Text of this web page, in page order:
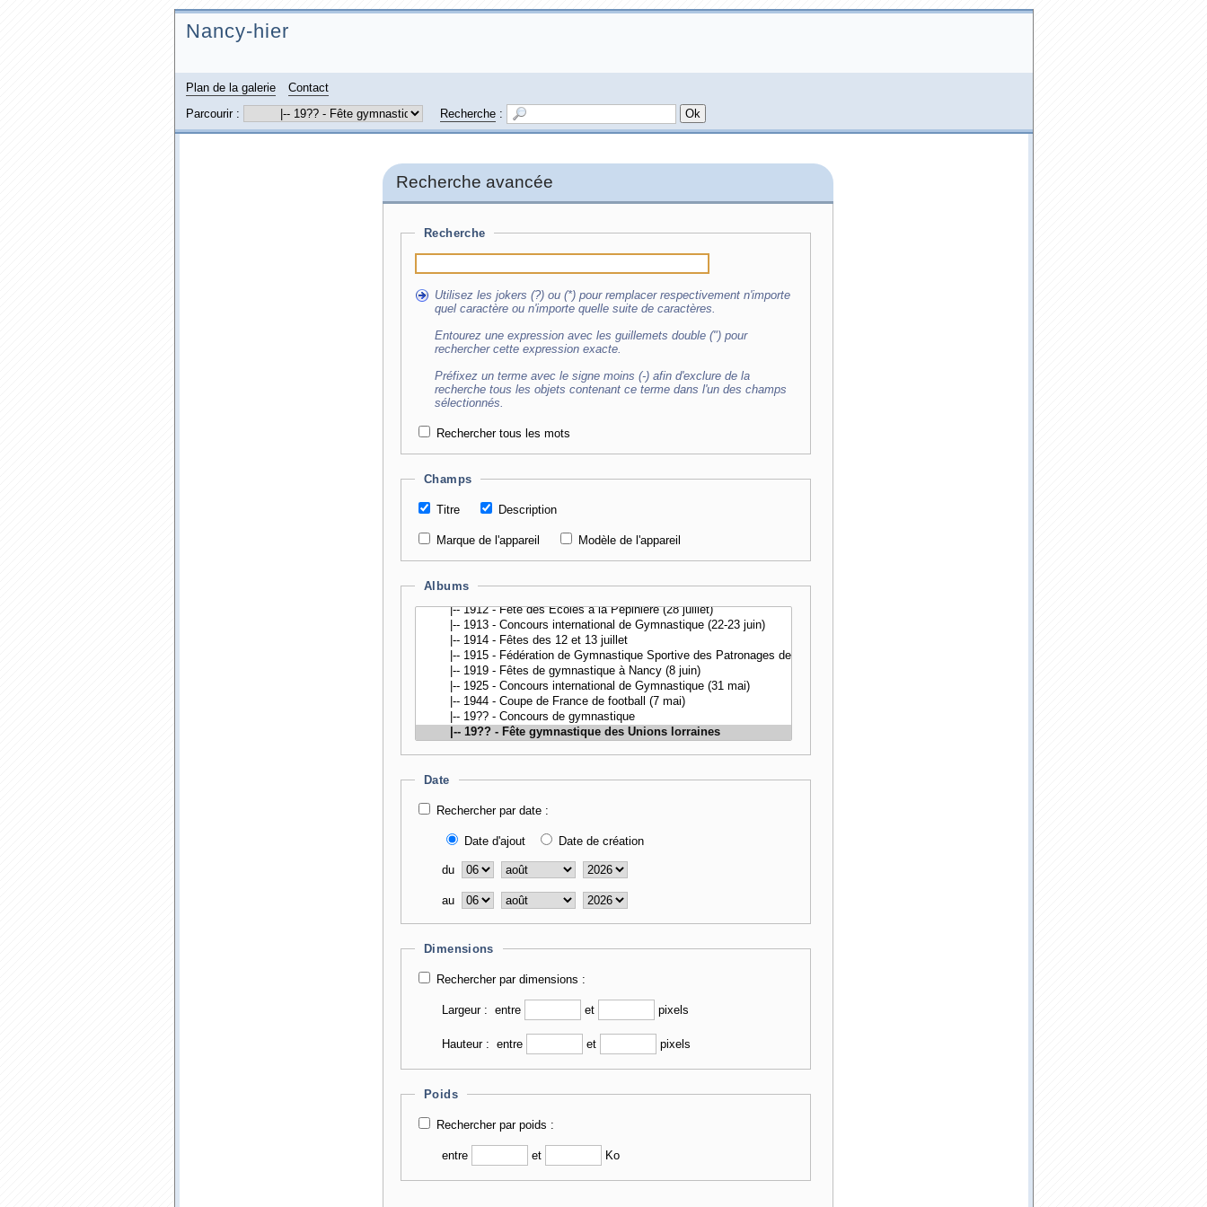
Nancy-hier
Plan de la galerie
Contact
Parcourir :
Recherche:
Recherche avancée
Recherche
Utilisez les jokers (?) ou (*) pour remplacer respectivement n'importe
quel caractère ou n'importe quelle suite de caractères.
Entourez une expression avec les guillemets double (") pour
rechercher cette expression exacte.
Préfixez un terme avec le signe moins (-) afin d'exclure de la
recherche tous les objets contenant ce terme dans l'un des champs
sélectionnés.
Rechercher tous les mots
Champs
Titre Description
Marque de l'appareil Modèle de l'appareil
Albums
Date
Rechercher par date :
Date d'ajout Date de création
du
au
Dimensions
Rechercher par dimensions :
Largeur : entre et pixels
Hauteur : entre et pixels
Poids
Rechercher par poids :
entre et Ko